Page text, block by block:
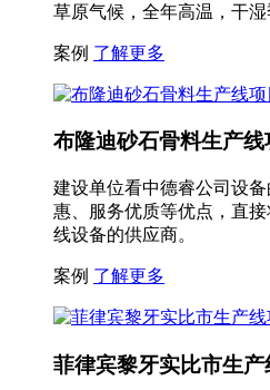
草原气候，全年高温，干湿
案例 了解更多
布隆迪砂石骨料生产线
建设单位看中德睿公司设
惠、服务优质等优点，直
线设备的供应商。
案例 了解更多
菲律宾黎牙实比市生产